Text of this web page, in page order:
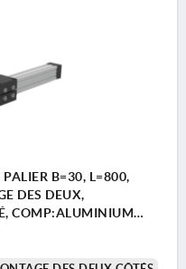
PALIER B=30, L=800,
DES DEUX,
COMP:ALUMINIUM